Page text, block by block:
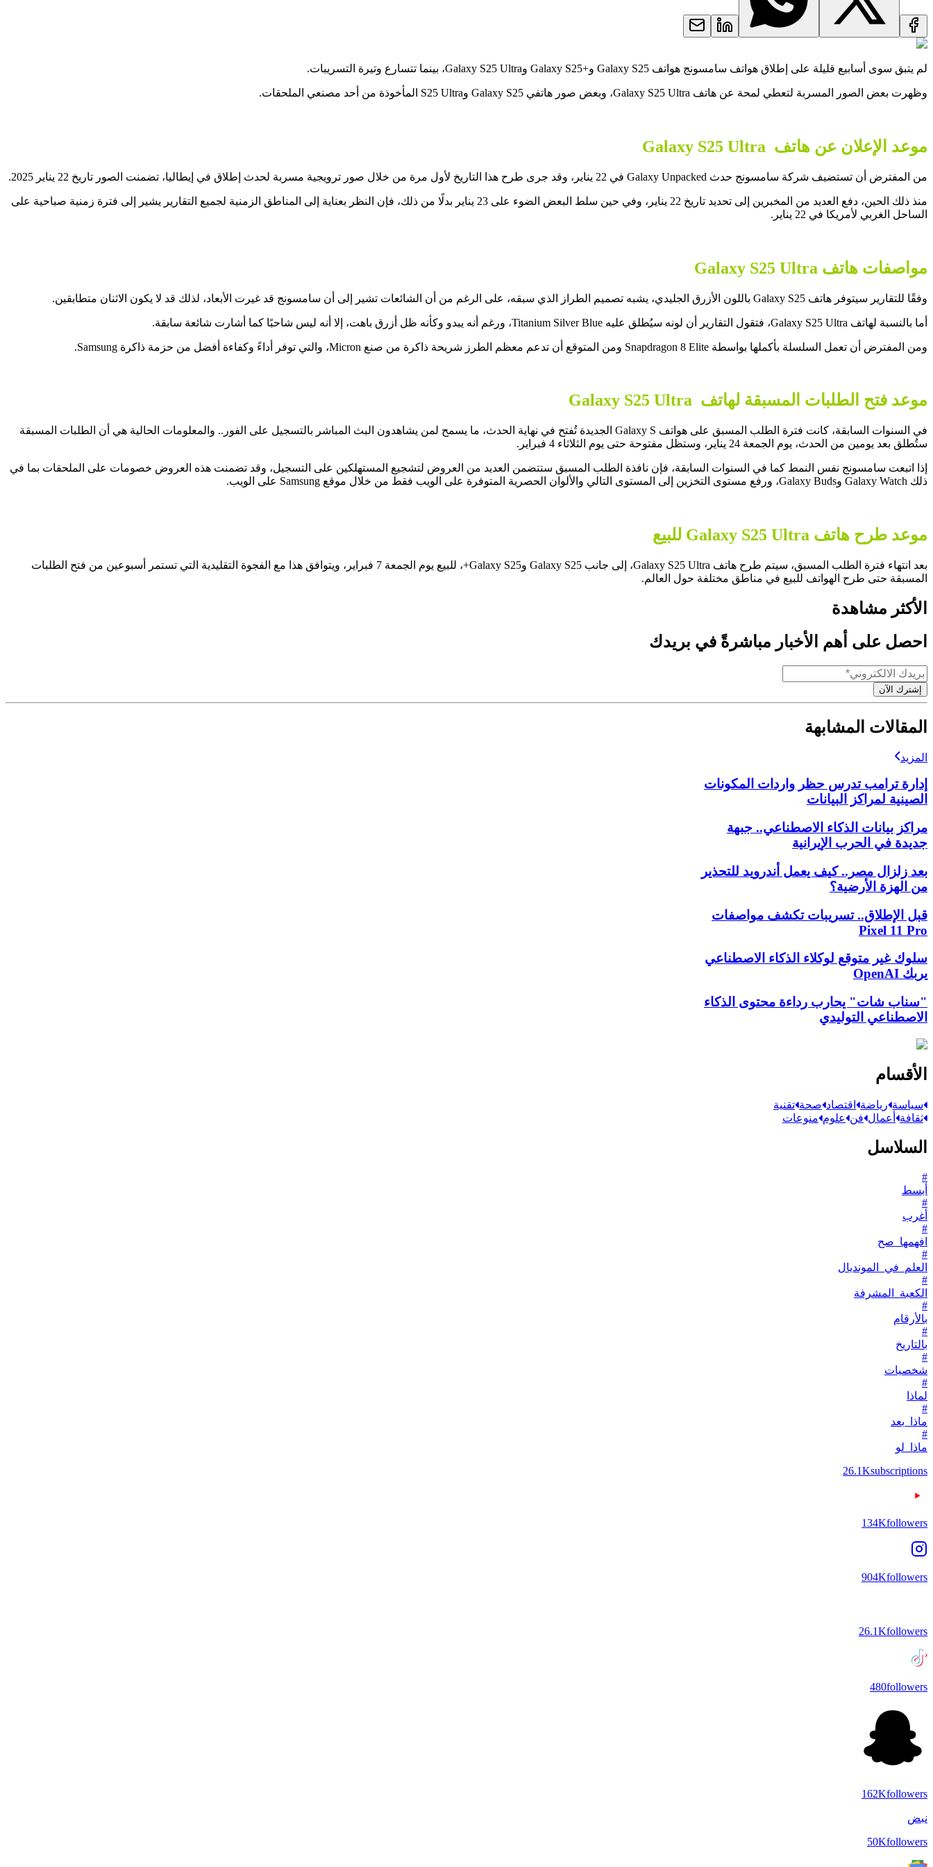
لم يتبق سوى أسابيع قليلة على إطلاق هواتف سامسونج هواتف Galaxy S25 و+Galaxy S25 وGalaxy S25 Ultra، بينما تتسارع وتيرة التسريبات.
وظهرت بعض الصور المسربة لتعطي لمحة عن هاتف Galaxy S25 Ultra، وبعض صور هاتفي Galaxy S25 وS25 Ultra المأخوذة من أحد مصنعي الملحقات.
موعد الإعلان عن هاتف Galaxy S25 Ultra
من المفترض أن تستضيف شركة سامسونج حدث Galaxy Unpacked في 22 يناير، وقد جرى طرح هذا التاريخ لأول مرة من خلال صور ترويجية مسربة لحدث إطلاق في إيطاليا، تضمنت الصور تاريخ 22 يناير 2025.
منذ ذلك الحين، دفع العديد من المخبرين إلى تحديد تاريخ 22 يناير، وفي حين سلط البعض الضوء على 23 يناير بدلًا من ذلك، فإن النظر بعناية إلى المناطق الزمنية لجميع التقارير يشير إلى فترة زمنية صباحية على
الساحل الغربي لأمريكا في 22 يناير.
مواصفات هاتف Galaxy S25 Ultra
وفقًا للتقارير سيتوفر هاتف Galaxy S25 باللون الأزرق الجليدي، يشبه تصميم الطراز الذي سبقه، على الرغم من أن الشائعات تشير إلى أن سامسونج قد غيرت الأبعاد، لذلك قد لا يكون الاثنان متطابقين.
أما بالنسبة لهاتف Galaxy S25 Ultra، فتقول التقارير أن لونه سيُطلق عليه Titanium Silver Blue، ورغم أنه يبدو وكأنه ظل أزرق باهت، إلا أنه ليس شاحبًا كما أشارت شائعة سابقة.
ومن المفترض أن تعمل السلسلة بأكملها بواسطة Snapdragon 8 Elite ومن المتوقع أن تدعم معظم الطرز شريحة ذاكرة من صنع Micron، والتي توفر أداءً وكفاءة أفضل من حزمة ذاكرة Samsung.
موعد فتح الطلبات المسبقة لهاتف Galaxy S25 Ultra
في السنوات السابقة، كانت فترة الطلب المسبق على هواتف Galaxy S الجديدة تُفتح في نهاية الحدث، ما يسمح لمن يشاهدون البث المباشر بالتسجيل على الفور.. والمعلومات الحالية هي أن الطلبات المسبقة
ستُطلق بعد يومين من الحدث، يوم الجمعة 24 يناير، وستظل مفتوحة حتى يوم الثلاثاء 4 فبراير.
إذا اتبعت سامسونج نفس النمط كما في السنوات السابقة، فإن نافذة الطلب المسبق ستتضمن العديد من العروض لتشجيع المستهلكين على التسجيل، وقد تضمنت هذه العروض خصومات على الملحقات بما في
ذلك Galaxy Watch وGalaxy Buds، ورفع مستوى التخزين إلى المستوى التالي والألوان الحصرية المتوفرة على الويب فقط من خلال موقع Samsung على الويب.
موعد طرح هاتف Galaxy S25 Ultra للبيع
بعد انتهاء فترة الطلب المسبق، سيتم طرح هاتف Galaxy S25 Ultra، إلى جانب Galaxy S25 وGalaxy S25+، للبيع يوم الجمعة 7 فبراير، ويتوافق هذا مع الفجوة التقليدية التي تستمر أسبوعين من فتح الطلبات
المسبقة حتى طرح الهواتف للبيع في مناطق مختلفة حول العالم.
الأكثر مشاهدة
احصل على أهم الأخبار مباشرةً في بريدك
إشترك الآن
المقالات المشابهة
المزيد
إدارة ترامب تدرس حظر واردات المكونات
الصينية لمراكز البيانات
مراكز بيانات الذكاء الاصطناعي.. جبهة
جديدة في الحرب الإيرانية
بعد زلزال مصر.. كيف يعمل أندرويد للتحذير
من الهزة الأرضية؟
قبل الإطلاق.. تسريبات تكشف مواصفات
Pixel 11 Pro
سلوك غير متوقع لوكلاء الذكاء الاصطناعي
يربك OpenAI
"سناب شات" يحارب رداءة محتوى الذكاء
الاصطناعي التوليدي
الأقسام
سياسة رياضة اقتصاد صحة تقنية
ثقافة
أعمال فن علوم منوعات
السلاسل
#
أبسط
#
أغرب
#
افهمها_صح
#
العلم_في_المونديال
#
الكعبة_المشرفة
#
بالأرقام
#
بالتاريخ
#
شخصيات
#
لماذا
#
ماذا_بعد
#
ماذا_لو
26.1Ksubscriptions
134Kfollowers
904Kfollowers
26.1Kfollowers
480followers
162Kfollowers
نبض
50Kfollowers